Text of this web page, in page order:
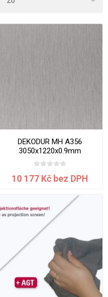
DEKODUR MH A356
3050x1220x0.9mm
10 177 Kč bez DPH